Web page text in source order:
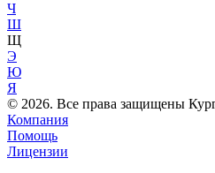
Ч
Ш
Щ
Э
Ю
Я
© 2026. Все права защищены
Компания
Помощь
Лицензии